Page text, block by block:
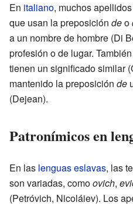
En italiano, muchos
que usan la preposición deo
a un nombre de hombre (Di
profesión o de lugar.
tienen un significado similar
mantenido la preposición de
(Dejean).
Patronímicos en
En las lenguas eslavas, las
son variadas, comoovich,
(Petróvich, Nicoláiev). Los